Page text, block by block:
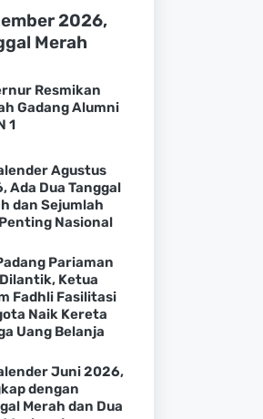
2026,
Merah
Resmikan
Gadang Alumni
1
Agustus
Ada Dua Tanggal
dan Sejumlah
Nasional
Pariaman
Ketua
Fadhli Fasilitasi
Naik Kereta
Uang Belanja
Juni 2026,
dengan
Merah dan Dua